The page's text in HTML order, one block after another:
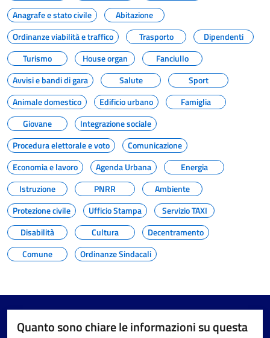
Anagrafe e stato civile
Abitazione
Ordinanze viabilità e traffico
Trasporto
Dipendenti
Turismo
House organ
Fanciullo
Avvisi e bandi di gara
Salute
Sport
Animale domestico
Edificio urbano
Famiglia
Giovane
Integrazione sociale
Procedura elettorale e voto
Comunicazione
Economia e lavoro
Agenda Urbana
Energia
Istruzione
PNRR
Ambiente
Protezione civile
Ufficio Stampa
Servizio TAXI
Disabilità
Cultura
Decentramento
Comune
Ordinanze Sindacali
Quanto sono chiare le informazioni su questa